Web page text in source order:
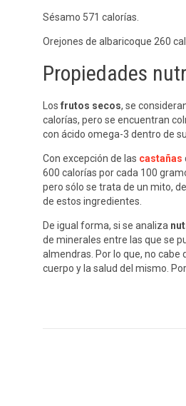
Sésamo 571 calorías.
Orejones de albaricoque 260
Propiedades
Los frutos secos, se
calorías, pero se encuentran
con ácido omega-3 dentro de
Con excepción de las castañas
600 calorías por cada 100
pero sólo se trata de un mito,
de estos ingredientes.
De igual forma, si se analiza
de minerales entre las que se
almendras. Por lo que, no
cuerpo y la salud del mismo.